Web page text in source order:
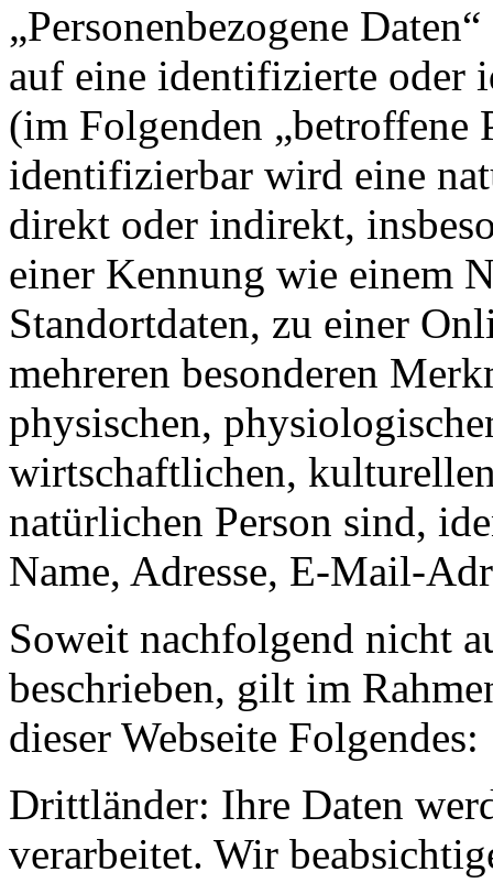
„Personenbezogene
auf eine identifizierte oder
(im Folgenden „betroffene
identifizierbar wird eine
direkt oder indirekt,
einer Kennung wie einem
Standortdaten, zu einer
mehreren besonderen
physischen,
wirtschaftlichen,
natürlichen Person sind,
Name, Adresse, E-Mail-
Soweit nachfolgend nicht
beschrieben, gilt im
dieser Webseite Folgendes:
Drittländer: Ihre Daten
verarbeitet. Wir